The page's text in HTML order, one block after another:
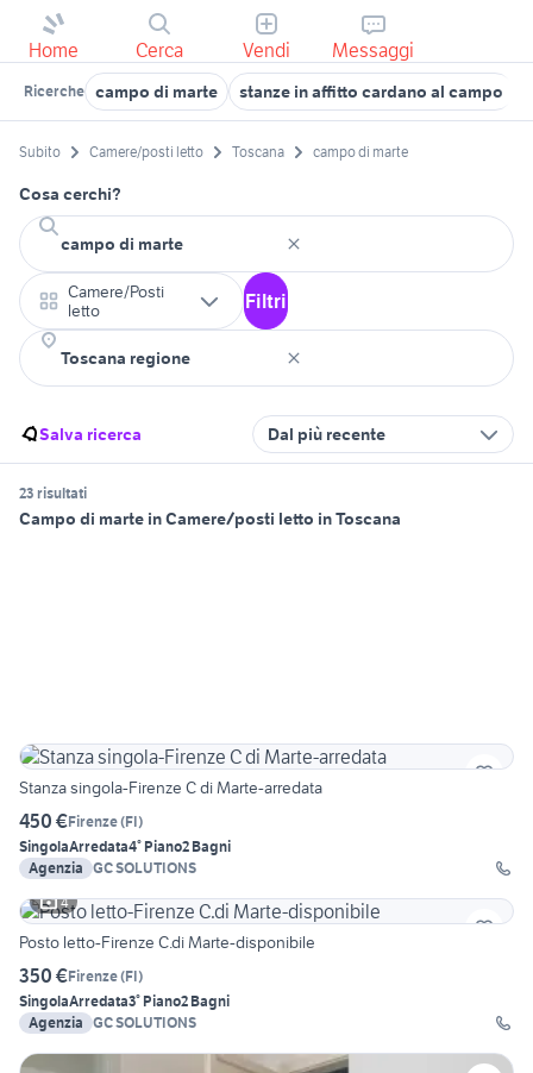
Home Cerca Vendi Messaggi
Ricerche campo di marte stanze in affitto cardano al campo
Subito Camere/posti letto Toscana campo di marte
Cosa cerchi?
Camere/Posti
letto
Filtri
Salva ricerca Dal più recente
23 risultati
Campo di marte in Camere/posti letto in Toscana
Stanza singola-Firenze C di Marte-arredata
450 €Firenze(FI)
SingolaArredata4° Piano2 Bagni
Agenzia GC SOLUTIONS
4
Posto letto-Firenze C.di Marte-disponibile
350 €Firenze(FI)
SingolaArredata3° Piano2 Bagni
Agenzia GC SOLUTIONS